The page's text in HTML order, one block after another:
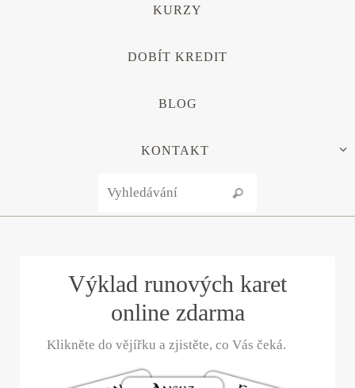
KURZY
DOBÍT KREDIT
BLOG
KONTAKT
Vyhledávání
Výklad runových karet
online zdarma
Klikněte do vějířku a zjistěte, co Vás čeká.